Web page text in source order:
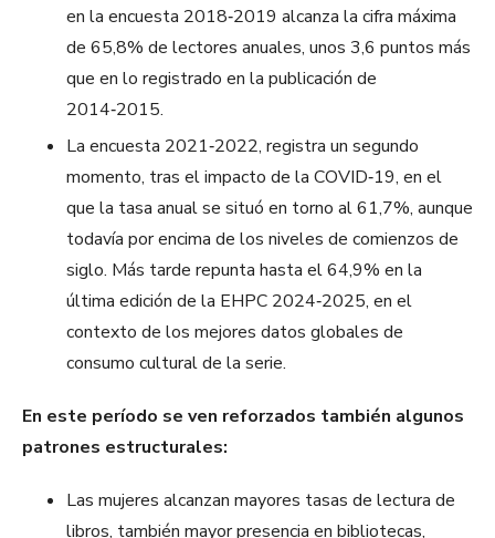
en la encuesta 2018‑2019 alcanza la cifra máxima
de 65,8% de lectores anuales, unos 3,6 puntos más
que en lo registrado en la publicación de
2014‑2015.​
La encuesta 2021‑2022, registra un segundo
momento, tras el impacto de la COVID‑19, en el
que la tasa anual se situó en torno al 61,7%, aunque
todavía por encima de los niveles de comienzos de
siglo. Más tarde repunta hasta el 64,9% en la
última edición de la EHPC 2024‑2025, en el
contexto de los mejores datos globales de
consumo cultural de la serie.​
En este período se ven reforzados también algunos
patrones estructurales:
Las mujeres alcanzan mayores tasas de lectura de
libros, también mayor presencia en bibliotecas,